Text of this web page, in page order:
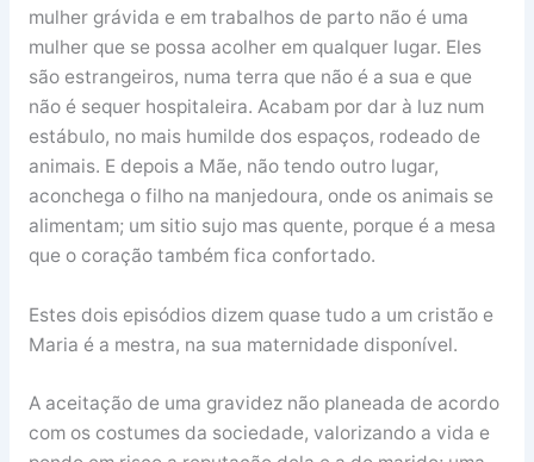
mulher grávida e em trabalhos de parto não é uma
mulher que se possa acolher em qualquer lugar. Eles
são estrangeiros, numa terra que não é a sua e que
não é sequer hospitaleira. Acabam por dar à luz num
estábulo, no mais humilde dos espaços, rodeado de
animais. E depois a Mãe, não tendo outro lugar,
aconchega o filho na manjedoura, onde os animais se
alimentam; um sitio sujo mas quente, porque é a mesa
que o coração também fica confortado.
Estes dois episódios dizem quase tudo a um cristão e
Maria é a mestra, na sua maternidade disponível.
A aceitação de uma gravidez não planeada de acordo
com os costumes da sociedade, valorizando a vida e